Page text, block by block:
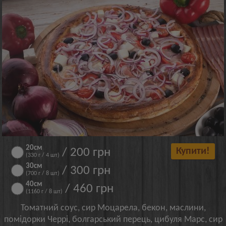
20см
(330 г / 4 шт) / 200 грн
30см
(700 г / 8 шт) / 300 грн
40см
(1160 г / 8 шт) / 460 грн
Купити!
Томатний соус, сир Моцарела, бекон, маслини,
помідорки Черрі, болгарський перець, цибуля Марс, сир